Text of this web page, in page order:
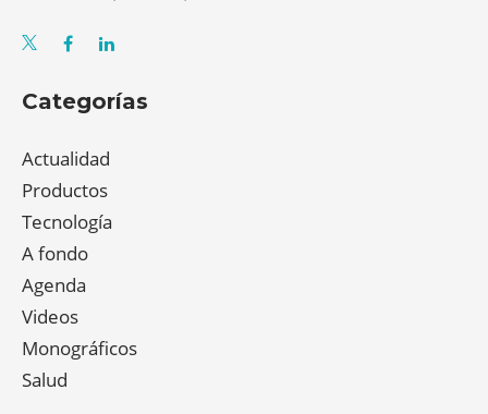
Categorías
Actualidad
Productos
Tecnología
A fondo
Agenda
Videos
Monográficos
Salud